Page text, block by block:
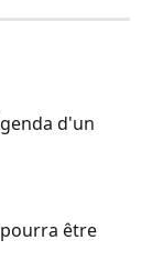
d'un
être